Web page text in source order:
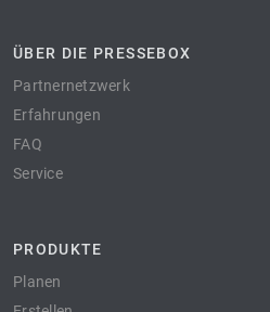
ÜBER DIE PRESSEBOX
Partnernetzwerk
Erfahrungen
FAQ
Service
PRODUKTE
Planen